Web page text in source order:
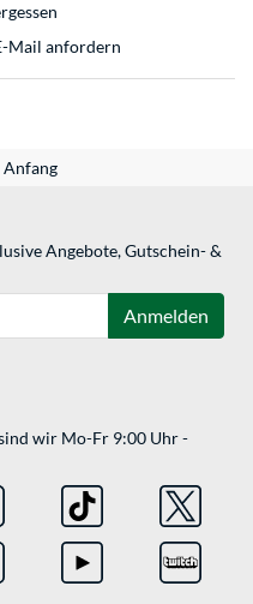
Mail anfordern
Angebote, Gutschein- &
Anmelden
wir Mo-Fr 9:00 Uhr -